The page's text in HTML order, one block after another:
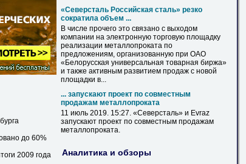
до 60%
2009 года
«Северсталь Российская сталь» резко
сократила объем ...
В числе прочего это связано с выходом
компании на электронную торговую площадку
реализации металлопроката по
предложениям, организованную при ОАО
«Белорусская универсальная товарная биржа»
и также активным развитием продаж с новой
площадки в...
... запускают проект по совместным
продажам металлопроката
11 июль 2019. 15:27. «Северсталь» и Evraz
запускают проект по совместным продажам
металлопроката.
Аналитика и обзоры